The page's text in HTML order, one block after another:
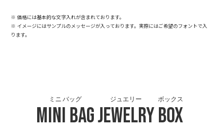
※ 価格には基本的な文字入れが含まれております。
※ イメージにはサンプルのメッセージが入っております。実際にはご希望のフォントで入
ります。
Mini Bag
ミニ バッグ
Jewelry
ジュエリー
Box
ボックス